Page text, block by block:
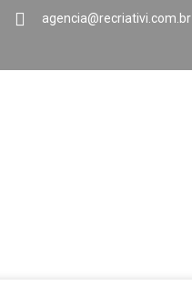
agencia@recriativi.com.br